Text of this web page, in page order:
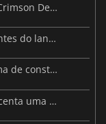
Pearl Abyss revela imagens de jogo de Crimson Desert para a PS5
A controvérsia atinge Crimson Desert antes do lançamento
Subnautica 2 apresenta um novo sistema de construção de bases
O primeiro DLC de Borderlands 4 acrescenta uma nova personagem e muito mais